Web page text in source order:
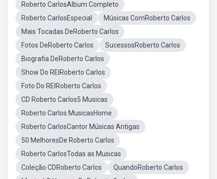
Roberto CarlosAlbum Completo
Roberto CarlosEspecial
Músicas ComRoberto Carlos
Mais Tocadas DeRoberto Carlos
Fotos DeRoberto Carlos
SucessosRoberto Carlos
Biografia DeRoberto Carlos
Show Do REIRoberto Carlos
Foto Do REIRoberto Carlos
CD Roberto Carlos5 Musicas
Roberto Carlos MusicasHome
Roberto CarlosCantor Músicas Antigas
50 MelhoresDe Roberto Carlos
Roberto CarlosTodas as Musicas
Coleção CDRoberto Carlos
QuandoRoberto Carlos